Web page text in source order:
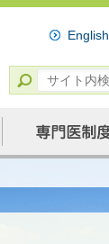
English